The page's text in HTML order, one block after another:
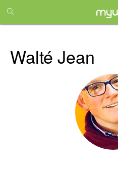
month
free
Walté Jean